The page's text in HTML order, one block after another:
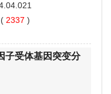
2337 )
子受体基因突变分